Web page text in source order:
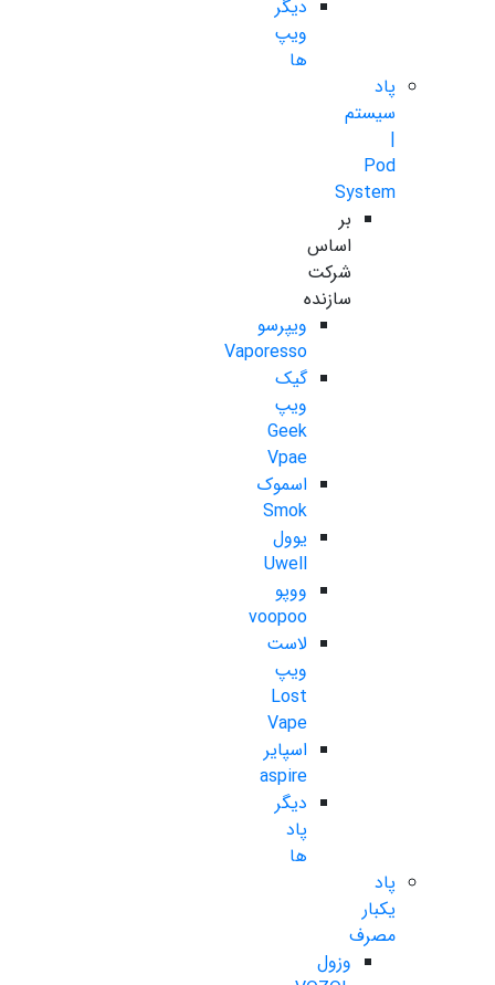
دیگر
ویپ
ها
پاد
سیستم
|
Pod
System
بر
اساس
شرکت
سازنده
ویپرسو
Vaporesso
گیک
ویپ
Geek
Vpae
اسموک
Smok
یوول
Uwell
ووپو
voopoo
لاست
ویپ
Lost
Vape
اسپایر
aspire
دیگر
پاد
ها
پاد
یکبار
مصرف
وزول